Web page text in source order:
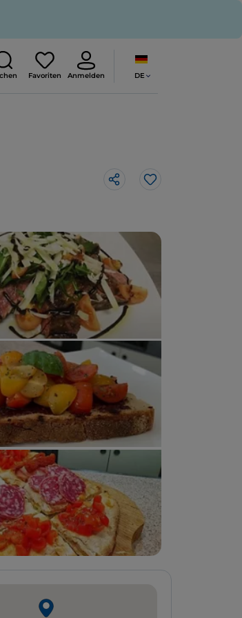
Favoriten Anmelden DE
Like